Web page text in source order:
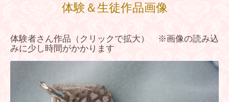
体験＆生徒作品画像
体験者さん作品（クリックで拡大） ※画像の読み込
みに少し時間がかかります